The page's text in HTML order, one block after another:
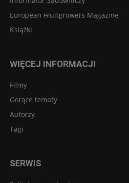
European Fruitgrowers Magazine
Książki
WIĘCEJ INFORMACJI
Filmy
Gorące tematy
Autorzy
Tagi
SERWIS